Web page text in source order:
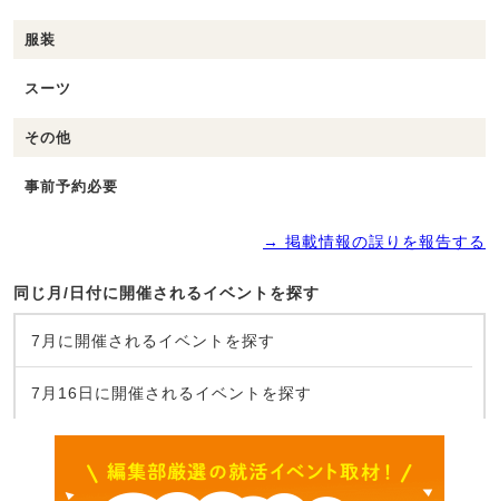
服装
スーツ
その他
事前予約必要
→ 掲載情報の誤りを報告する
同じ月/日付に開催されるイベントを探す
7月に開催されるイベントを探す
7月16日に開催されるイベントを探す